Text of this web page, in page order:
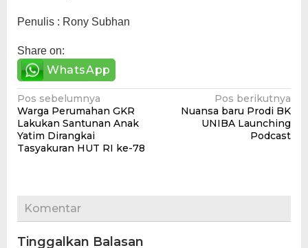
Penulis : Rony Subhan
Share on:
WhatsApp
Navigasi
pos
Pos sebelumnya
Warga Perumahan GKR
Lakukan Santunan Anak
Yatim Dirangkai
Tasyakuran HUT RI ke-78
Pos berikutnya
Nuansa baru Prodi BK
UNIBA Launching
Podcast
Komentar
Tinggalkan Balasan